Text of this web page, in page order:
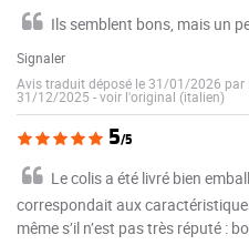
Ils semblent bons, mais un
Signaler
Avis traduit déposé le 31/01/2026 par
31/12/2025 -voir l'original (italien)
5/5
Le colis a été livré bien
correspondait aux
même s’il n’est pas très réputé :